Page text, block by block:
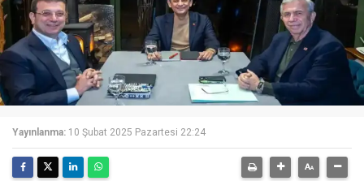
Yayınlanma: 10 Şubat 2025 Pazartesi 22:24